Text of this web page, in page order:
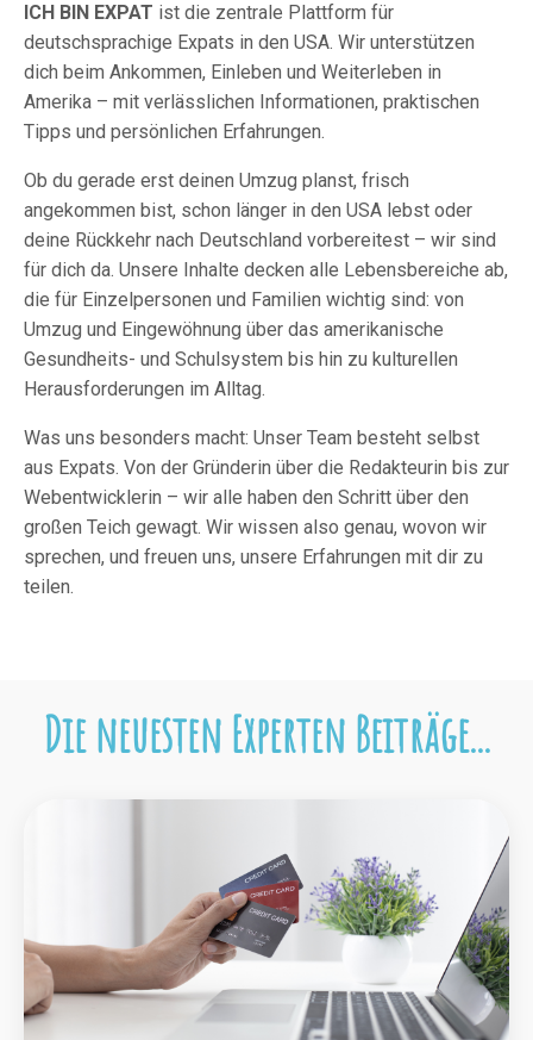
ICH BIN EXPAT ist die zentrale Plattform für
deutschsprachige Expats in den USA. Wir unterstützen
dich beim Ankommen, Einleben und Weiterleben in
Amerika – mit verlässlichen Informationen, praktischen
Tipps und persönlichen Erfahrungen.
Ob du gerade erst deinen Umzug planst, frisch
angekommen bist, schon länger in den USA lebst oder
deine Rückkehr nach Deutschland vorbereitest – wir sind
für dich da. Unsere Inhalte decken alle Lebensbereiche ab,
die für Einzelpersonen und Familien wichtig sind: von
Umzug und Eingewöhnung über das amerikanische
Gesundheits- und Schulsystem bis hin zu kulturellen
Herausforderungen im Alltag.
Was uns besonders macht: Unser Team besteht selbst
aus Expats. Von der Gründerin über die Redakteurin bis zur
Webentwicklerin – wir alle haben den Schritt über den
großen Teich gewagt. Wir wissen also genau, wovon wir
sprechen, und freuen uns, unsere Erfahrungen mit dir zu
teilen.
Die neuesten Experten Beiträge...